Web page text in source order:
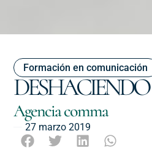
Formación en comunicación
Agencia comma
27 marzo 2019